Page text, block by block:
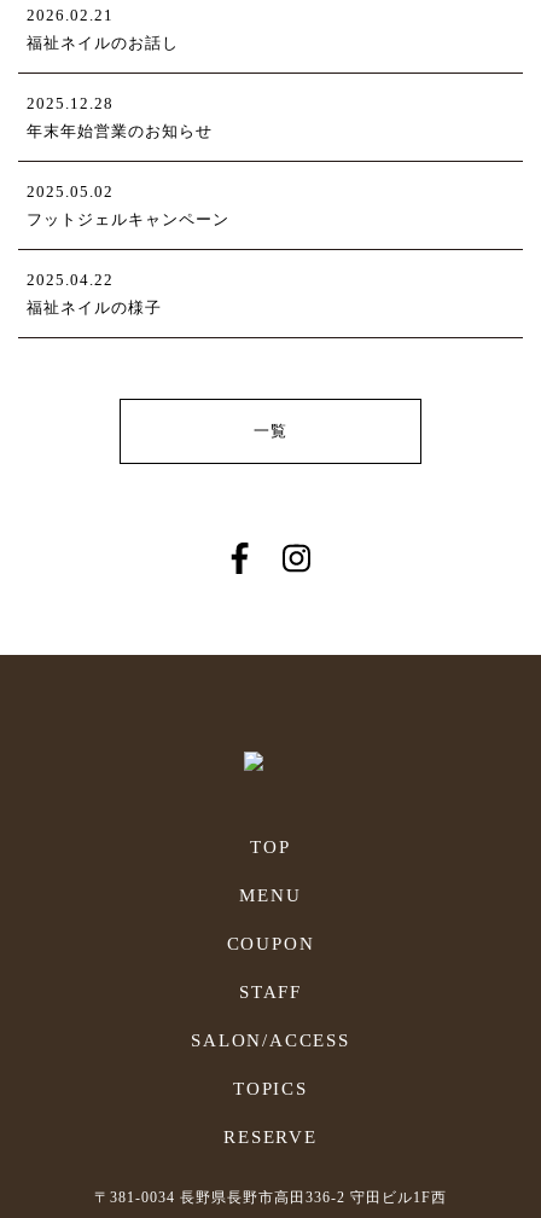
2026.02.21
福祉ネイルのお話し
2025.12.28
年末年始営業のお知らせ
2025.05.02
フットジェルキャンペーン
2025.04.22
福祉ネイルの様子
一覧
TOP
MENU
COUPON
STAFF
SALON/ACCESS
TOPICS
RESERVE
〒381-0034 長野県長野市高田336-2 守田ビル1F西